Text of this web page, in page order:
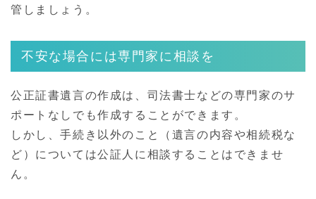
管しましょう。
不安な場合には専門家に相談を
公正証書遺言の作成は、司法書士などの専門家のサ
ポートなしでも作成することができます。
しかし、手続き以外のこと（遺言の内容や相続税な
ど）については公証人に相談することはできませ
ん。